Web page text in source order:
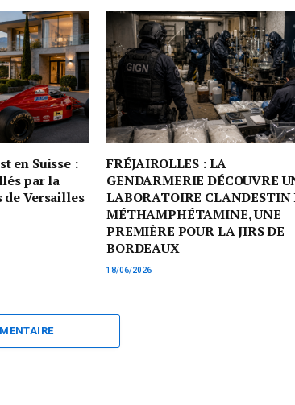
en Suisse :
par la
de Versailles
FRÉJAIROLLES : LA
GENDARMERIE DÉCOUVRE
LABORATOIRE CLANDESTIN
MÉTHAMPHÉTAMINE, UNE
PREMIÈRE POUR LA JIRS DE
BORDEAUX
18/06/2026